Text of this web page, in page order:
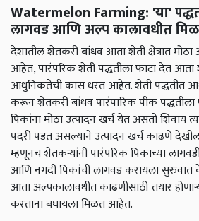
Watermelon Farming: 'या'
लागवड आणि अल्प कालावधीत
देशातील शेतकरी बांधव आता शेती क्षेत्रात
आहेत, पारंपरिक शेती पद्धतीला फाटा देत
आधुनिकतेची कास धरत आहेत. शेती पद्धतीत
करून शेतकरी बांधव पारंपारिक पीक
पिकांना मोठा उत्पादन खर्च येत असतो शिवाय
पदरी पडत असल्याने उत्पादन खर्च काढणे
म्हणूनच शेतकऱ्यांनी पारंपरिक पिकाच्या
आणि नगदी पिकांची लागवड करायला
आता अल्पकालावधीत काढणीसाठी तयार
करताना बघायला मिळत आहेत.